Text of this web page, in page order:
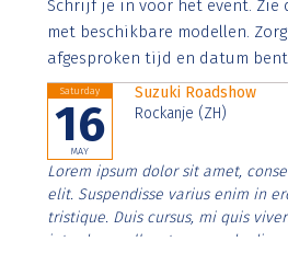
imperdiet. Nunc ut sem vitae risus
Schrijf je in voor het event. Zie
met beschikbare modellen.
afgesproken tijd en datum
Saturday
16
MAY
Suzuki Roadshow
Rockanje (ZH)
Lorem ipsum dolor sit amet,
elit. Suspendisse varius enim in
tristique. Duis cursus, mi quis
interdum nulla, ut commodo